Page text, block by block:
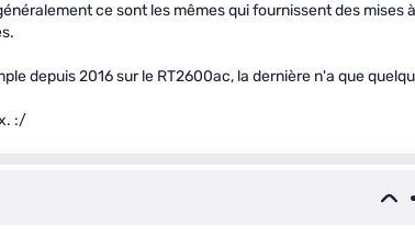
ce sont les mêmes qui fournissent des mises à
depuis 2016 sur le RT2600ac, la dernière n'a que
:/